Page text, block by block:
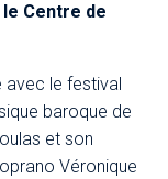
Centre de
avec le festival
baroque de
et son
Véronique